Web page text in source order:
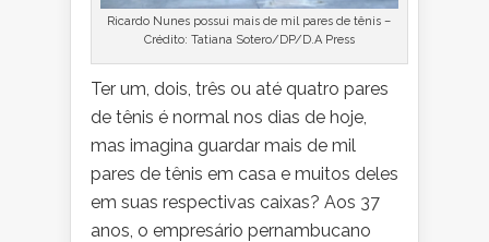
Ricardo Nunes possui mais de mil pares de tênis –
Crédito: Tatiana Sotero/DP/D.A Press
Ter um, dois, três ou até quatro pares
de tênis é normal nos dias de hoje,
mas imagina guardar mais de mil
pares de tênis em casa e muitos deles
em suas respectivas caixas? Aos 37
anos, o empresário pernambucano